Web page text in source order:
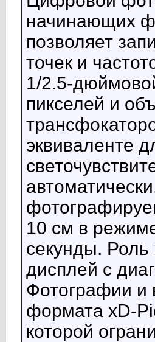
начинающих
позволяет
точек и
1/2.5-
пикселей и
эквиваленте
10 см в
секунды. Роль
дисплей с
Фотографии и
формата xD-
которой